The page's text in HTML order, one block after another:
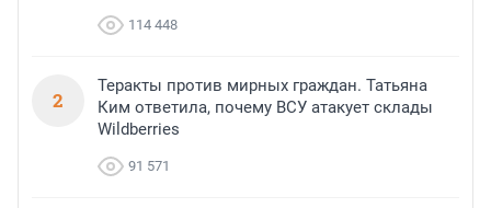
114 448
2
Теракты против мирных граждан. Татьяна
Ким ответила, почему ВСУ атакует склады
Wildberries
91 571